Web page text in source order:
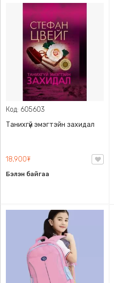
Код: 605603
Танихгүй эмэгтэйн захидал
18,900₮
Бэлэн байгаа